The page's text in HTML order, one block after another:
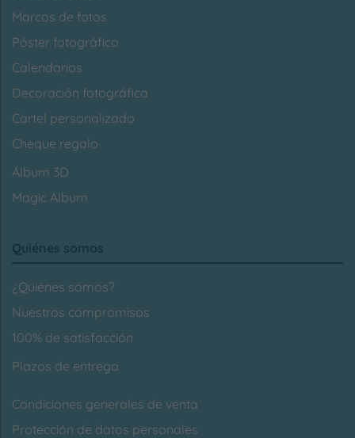
Marcos de fotos
Póster fotográfico
Calendarios
Decoración fotográfica
Cartel personalizado
Cheque regalo
Álbum 3D
Magic Album
Quiénes somos
¿Quiénes somos?
Nuestros compromisos
100% de satisfacción
Plazos de entrega
Condiciones generales de venta
Protección de datos personales